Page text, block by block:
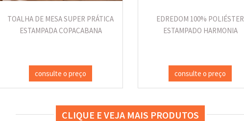
TOALHA DE MESA SUPER PRÁTICA
ESTAMPADA COPACABANA
consulte o preço
EDREDOM 100% POLIÉSTER
ESTAMPADO HARMONIA
consulte o preço
CLIQUE E VEJA MAIS PRODUTOS